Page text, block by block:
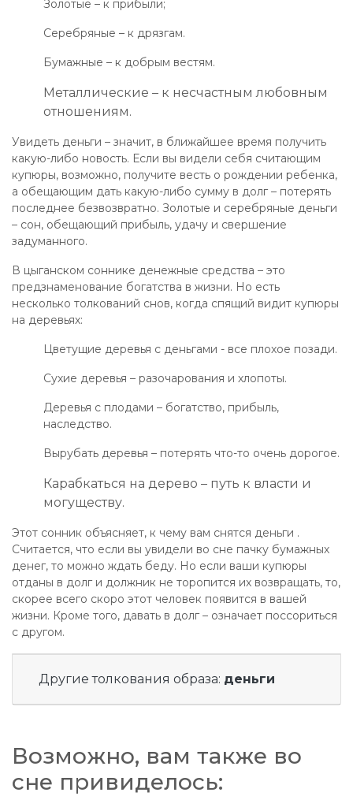
Золотые – к прибыли;
Серебряные – к дрязгам.
Бумажные – к добрым вестям.
Металлические – к несчастным любовным
отношениям.
Увидеть деньги – значит, в ближайшее время получить
какую-либо новость. Если вы видели себя считающим
купюры, возможно, получите весть о рождении ребенка,
а обещающим дать какую-либо сумму в долг – потерять
последнее безвозвратно. Золотые и серебряные деньги
– сон, обещающий прибыль, удачу и свершение
задуманного.
В цыганском соннике денежные средства – это
предзнаменование богатства в жизни. Но есть
несколько толкований снов, когда спящий видит купюры
на деревьях:
Цветущие деревья с деньгами - все плохое позади.
Сухие деревья – разочарования и хлопоты.
Деревья с плодами – богатство, прибыль,
наследство.
Вырубать деревья – потерять что-то очень дорогое.
Карабкаться на дерево – путь к власти и
могуществу.
Этот сонник объясняет, к чему вам снятся деньги .
Считается, что если вы увидели во сне пачку бумажных
денег, то можно ждать беду. Но если ваши купюры
отданы в долг и должник не торопится их возвращать, то,
скорее всего скоро этот человек появится в вашей
жизни. Кроме того, давать в долг – означает поссориться
с другом.
Другие толкования образа: деньги
Возможно, вам также во
сне привиделось: